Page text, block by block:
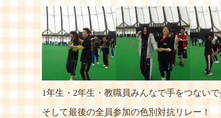
1年生・2年生・教職員みんなで手をつない
そして最後の全員参加の色別対抗リレー！